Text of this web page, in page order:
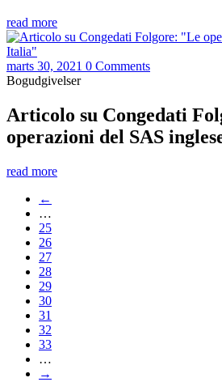
read more
marts 30, 2021 0 Comments
Bogudgivelser
Articolo su Congedati
operazioni del SAS
read more
←
…
25
26
27
28
29
30
31
32
33
…
→